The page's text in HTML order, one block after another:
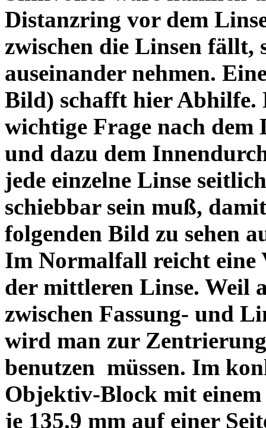
Distanzring vor dem
zwischen die Linsen fällt,
auseinander nehmen.
Bild) schafft hier Abhilfe.
wichtige Frage nach dem
und dazu dem
jede einzelne Linse
schiebbar sein muß,
folgenden Bild zu sehen
Im Normalfall reicht eine
der mittleren Linse. Weil
zwischen Fassung- und
wird man zur
benutzen müssen. Im
Objektiv-Block mit einem
je 135.9 mm auf einer